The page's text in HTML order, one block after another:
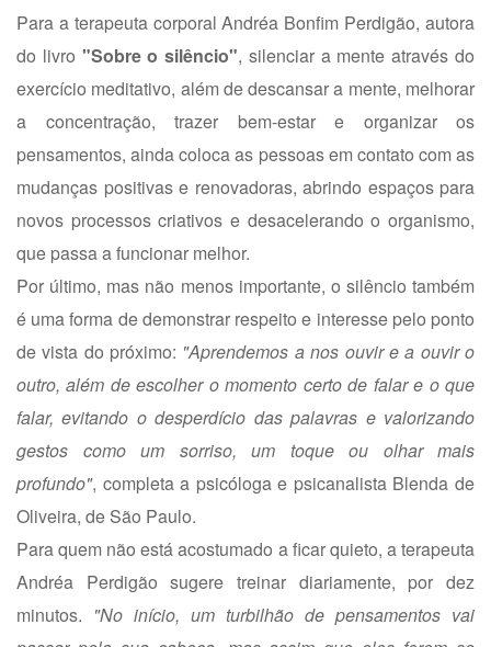
Para a terapeuta corporal Andréa Bonfim Perdigão, autora
do livro "Sobre o silêncio", silenciar a mente através do
exercício meditativo, além de descansar a mente, melhorar
a concentração, trazer bem-estar e organizar os
pensamentos, ainda coloca as pessoas em contato com as
mudanças positivas e renovadoras, abrindo espaços para
novos processos criativos e desacelerando o organismo,
que passa a funcionar melhor.
Por último, mas não menos importante, o silêncio também
é uma forma de demonstrar respeito e interesse pelo ponto
de vista do próximo: "Aprendemos a nos ouvir e a ouvir o
outro, além de escolher o momento certo de falar e o que
falar, evitando o desperdício das palavras e valorizando
gestos como um sorriso, um toque ou olhar mais
profundo", completa a psicóloga e psicanalista Blenda de
Oliveira, de São Paulo.
Para quem não está acostumado a ficar quieto, a terapeuta
Andréa Perdigão sugere treinar diariamente, por dez
minutos. "No início, um turbilhão de pensamentos vai